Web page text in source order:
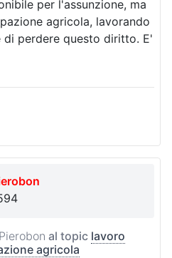
per l'assunzione, ma
agricola, lavorando
perdere questo diritto. E'
al topic lavoro
agricola